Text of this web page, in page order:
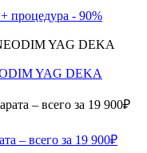
процедура - 90%
YAG DEKA
– всего за 19 900₽